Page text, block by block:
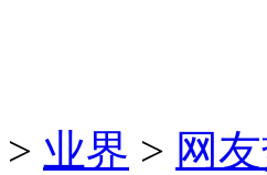
> 业界 > 网